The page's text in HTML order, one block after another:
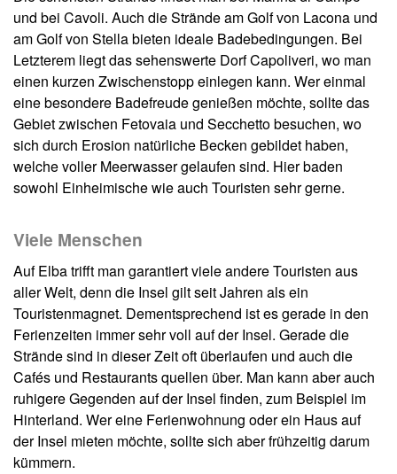
und bei Cavoli. Auch die Strände am Golf von Lacona und
am Golf von Stella bieten ideale Badebedingungen. Bei
Letzterem liegt das sehenswerte Dorf Capoliveri, wo man
einen kurzen Zwischenstopp einlegen kann. Wer einmal
eine besondere Badefreude genießen möchte, sollte das
Gebiet zwischen Fetovaia und Secchetto besuchen, wo
sich durch Erosion natürliche Becken gebildet haben,
welche voller Meerwasser gelaufen sind. Hier baden
sowohl Einheimische wie auch Touristen sehr gerne.
Viele Menschen
Auf Elba trifft man garantiert viele andere Touristen aus
aller Welt, denn die Insel gilt seit Jahren als ein
Touristenmagnet. Dementsprechend ist es gerade in den
Ferienzeiten immer sehr voll auf der Insel. Gerade die
Strände sind in dieser Zeit oft überlaufen und auch die
Cafés und Restaurants quellen über. Man kann aber auch
ruhigere Gegenden auf der Insel finden, zum Beispiel im
Hinterland. Wer eine Ferienwohnung oder ein Haus auf
der Insel mieten möchte, sollte sich aber frühzeitig darum
kümmern.